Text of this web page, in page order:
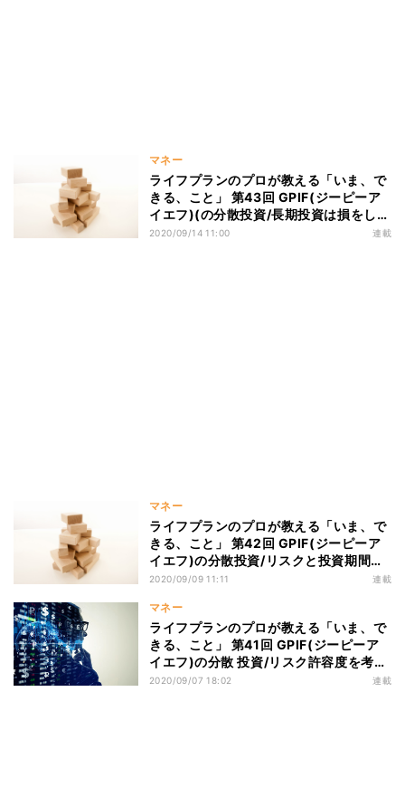
マネー
ライフプランのプロが教える「いま、で
きる、こと」 第43回 GPIF(ジーピーア
イエフ)(の分散投資/長期投資は損をしに
くくなる?
2020/09/14 11:00 連載
マネー
ライフプランのプロが教える「いま、で
きる、こと」 第42回 GPIF(ジーピーア
イエフ)の分散投資/リスクと投資期間の
関係
2020/09/09 11:11 連載
マネー
ライフプランのプロが教える「いま、で
きる、こと」 第41回 GPIF(ジーピーア
イエフ)の分散 投資/リスク許容度を考え
ましょう!
2020/09/07 18:02 連載